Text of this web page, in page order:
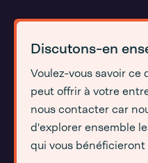
Discutons-en
Voulez-vous savoir ce
peut offrir à votre
nous contacter car
d'explorer ensemble
qui vous bénéficieront